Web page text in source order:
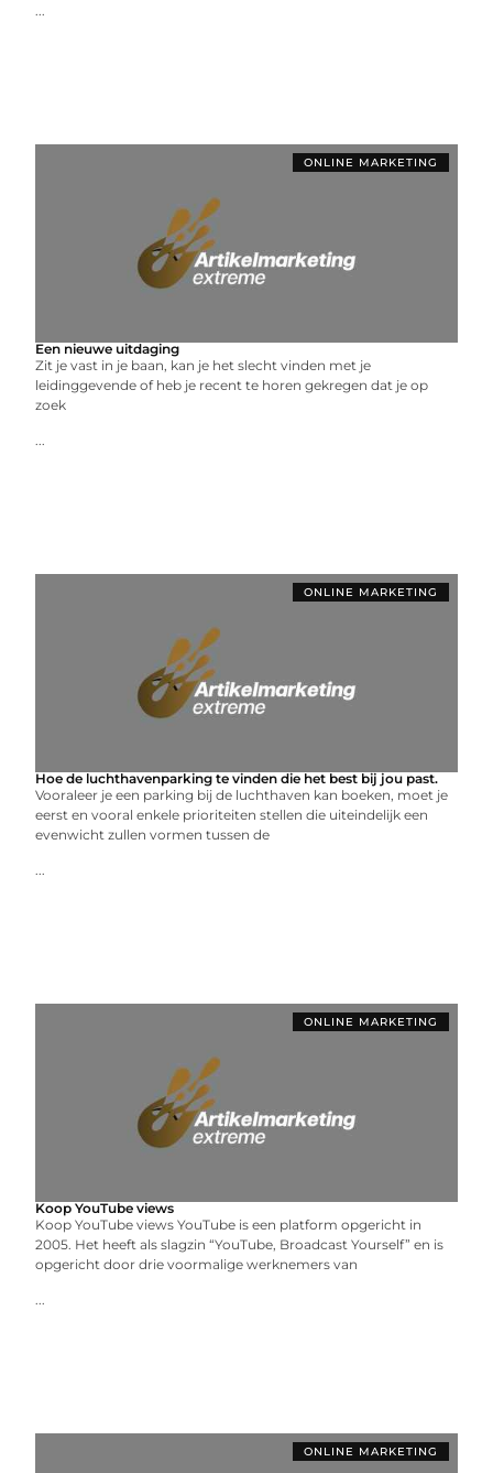
...
ONLINE MARKETING
Een nieuwe uitdaging
Zit je vast in je baan, kan je het slecht vinden met je
leidinggevende of heb je recent te horen gekregen dat je op
zoek
...
ONLINE MARKETING
Hoe de luchthavenparking te vinden die het best bij jou past.
Vooraleer je een parking bij de luchthaven kan boeken, moet je
eerst en vooral enkele prioriteiten stellen die uiteindelijk een
evenwicht zullen vormen tussen de
...
ONLINE MARKETING
Koop YouTube views
Koop YouTube views YouTube is een platform opgericht in
2005. Het heeft als slagzin “YouTube, Broadcast Yourself” en is
opgericht door drie voormalige werknemers van
...
ONLINE MARKETING